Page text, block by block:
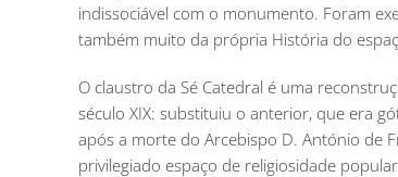
indissociável com o monumento. Foram
também muito da própria História do
O claustro da Sé Catedral é uma
século XIX: substituiu o anterior, que era
após a morte do Arcebispo D. António de
privilegiado espaço de religiosidade